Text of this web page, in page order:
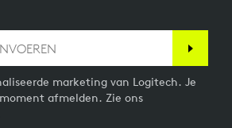
marketing van Logitech. Je
afmelden. Zie ons